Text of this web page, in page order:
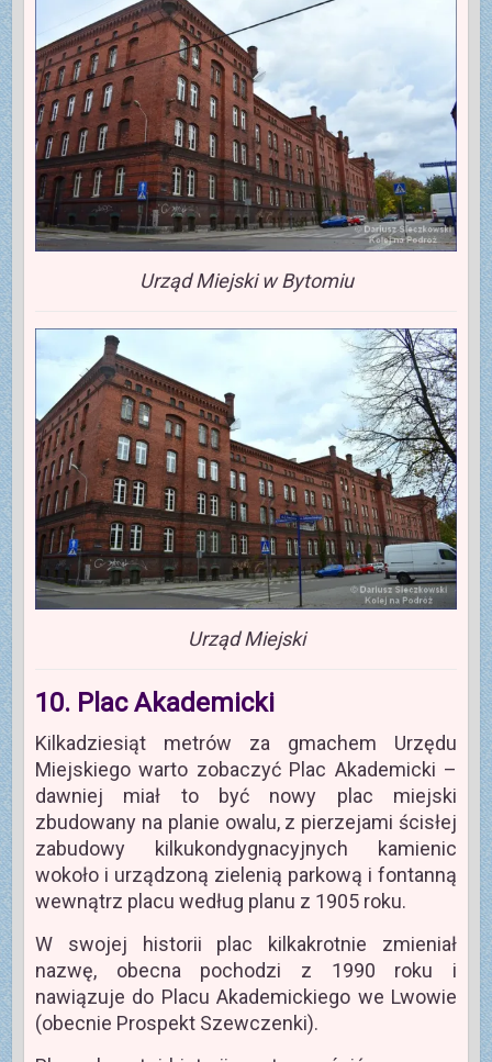
Urząd Miejski w Bytomiu
Urząd Miejski
10. Plac Akademicki
Kilkadziesiąt metrów za gmachem Urzędu
Miejskiego warto zobaczyć Plac Akademicki –
dawniej miał to być nowy plac miejski
zbudowany na planie owalu, z pierzejami ścisłej
zabudowy kilkukondygnacyjnych kamienic
wokoło i urządzoną zielenią parkową i fontanną
wewnątrz placu według planu z 1905 roku.
W swojej historii plac kilkakrotnie zmieniał
nazwę, obecna pochodzi z 1990 roku i
nawiązuje do Placu Akademickiego we Lwowie
(obecnie Prospekt Szewczenki).